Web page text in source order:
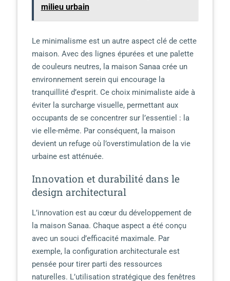
milieu urbain
Le minimalisme est un autre aspect clé de cette
maison. Avec des lignes épurées et une palette
de couleurs neutres, la maison Sanaa crée un
environnement serein qui encourage la
tranquillité d’esprit. Ce choix minimaliste aide à
éviter la surcharge visuelle, permettant aux
occupants de se concentrer sur l’essentiel : la
vie elle-même. Par conséquent, la maison
devient un refuge où l’overstimulation de la vie
urbaine est atténuée.
Innovation et durabilité dans le
design architectural
L’innovation est au cœur du développement de
la maison Sanaa. Chaque aspect a été conçu
avec un souci d’efficacité maximale. Par
exemple, la configuration architecturale est
pensée pour tirer parti des ressources
naturelles. L’utilisation stratégique des fenêtres